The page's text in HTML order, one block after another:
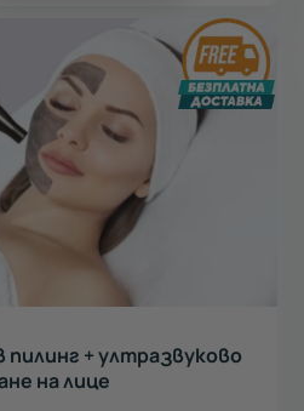
пилинг + ултразвуково
на лице